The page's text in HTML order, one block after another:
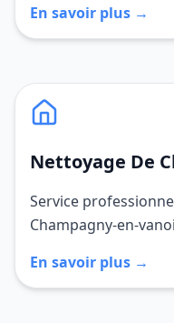
En savoir plus →
Nettoyage De
Service
Champagny-en-
En savoir plus →